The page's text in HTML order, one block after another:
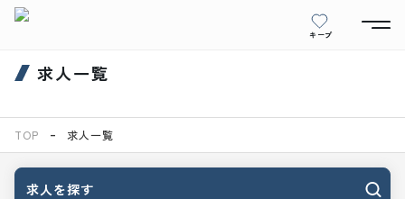
キープ
求人一覧
TOP 求人一覧
求人を探す